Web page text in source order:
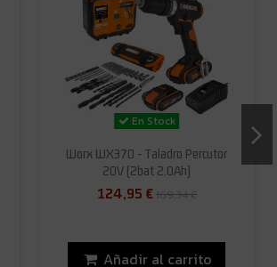
En Stock
Worx WX370 - Taladro Percutor
20V (2bat 2.0Ah)
124,95 €169,34 €
Añadir al carrito